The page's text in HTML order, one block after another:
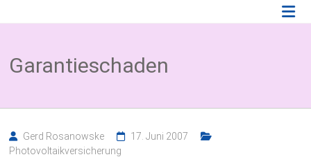
Inhalt
Wissenswertes
Photovoltaikversicherung,
und
BESS
Garantieschaden
Gerd Rosanowske
17. Juni 2007
Photovoltaikversicherung